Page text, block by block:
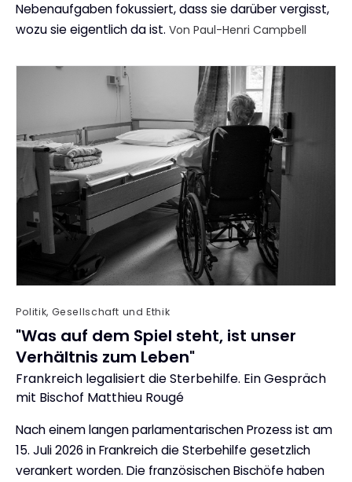
Nebenaufgaben fokussiert, dass sie darüber vergisst,
wozu sie eigentlich da ist. Von Paul-Henri Campbell
Politik, Gesellschaft und Ethik
"Was auf dem Spiel steht, ist unser
Verhältnis zum Leben"
:
Frankreich legalisiert die Sterbehilfe. Ein Gespräch
mit Bischof Matthieu Rougé
Nach einem langen parlamentarischen Prozess ist am
15. Juli 2026 in Frankreich die Sterbehilfe gesetzlich
verankert worden. Die französischen Bischöfe haben